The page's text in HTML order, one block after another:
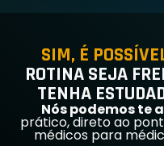
SIM, É
ROTINA SEJA
TENHA
Nós podemos te
prático, direto ao
médicos para